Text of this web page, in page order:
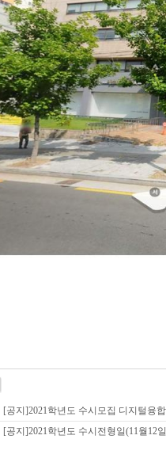
[공지]2021학년도 수시모집 디지털융
[공지]2021학년도 수시전형일(11월12